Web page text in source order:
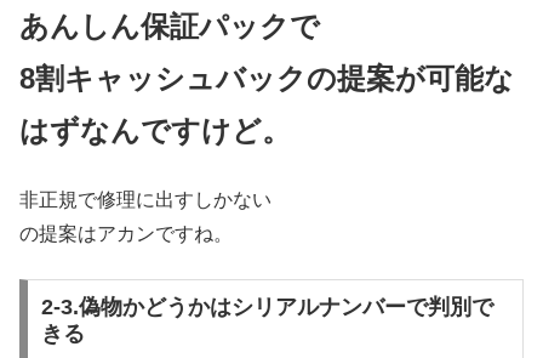
あんしん保証パックで
8割キャッシュバックの提案が可能な
はずなんですけど。
非正規で修理に出すしかない
の提案はアカンですね。
2-3.偽物かどうかはシリアルナンバーで判別で
きる